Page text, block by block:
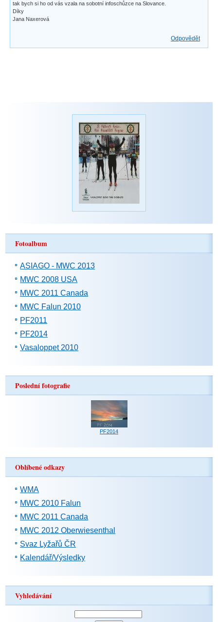
tak bych si ho od vás vzala na sobotní infoschůzce na Slovance.
Díky
Jana Naxerová
Odpovědět
Fotoalbum
ASIAGO - MWC 2013
MWC 2008 USA
MWC 2011 Canada
MWC Falun 2010
PF2011
PF2014
Vasaloppet 2010
Poslední fotografie
PF2014
Oblíbené odkazy
WMA
MWC 2010 Falun
MWC 2011 Canada
MWC 2012 Oberwiesenthal
Svaz Lyžařů ČR
Kalendář/Výsledky
Vyhledávání